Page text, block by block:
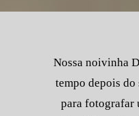
Nossa noivinha
tempo depois do
para fotografar